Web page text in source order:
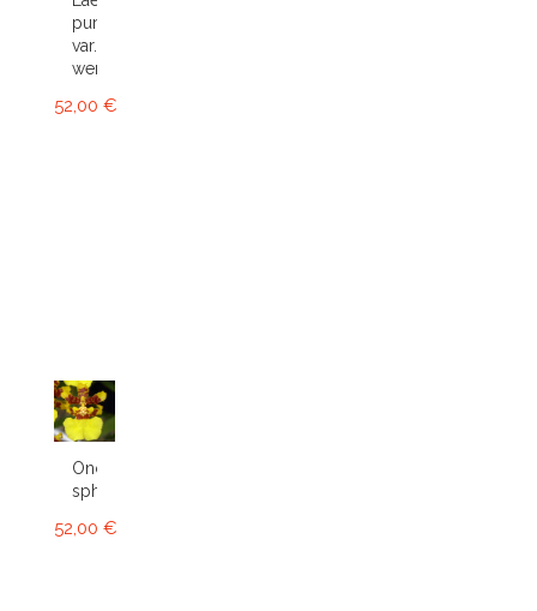
purpurata
var.
werkhauseri
52,00 €
Oncidium
sphacelatum
52,00 €